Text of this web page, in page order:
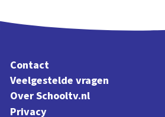
Contact
Veelgestelde vragen
Over Schooltv.nl
Privacy